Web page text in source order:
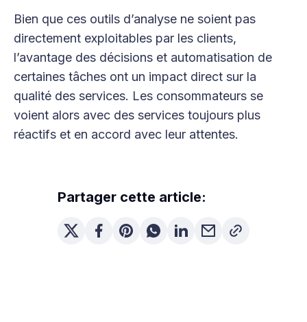
Bien que ces outils d’analyse ne soient pas
directement exploitables par les clients,
l’avantage des décisions et automatisation de
certaines tâches ont un impact direct sur la
qualité des services. Les consommateurs se
voient alors avec des services toujours plus
réactifs et en accord avec leur attentes.
Partager cette article: